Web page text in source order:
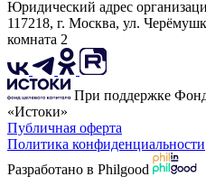
Юридический адрес
117218, г. Москва, ул.
комната 2
При поддержке
«Истоки»
Публичная оферта
Политика конфиденциальности
Разработано в Philgood